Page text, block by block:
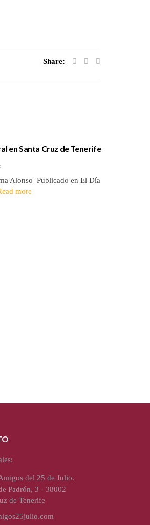
Share:
en Santa Cruz de Tenerife
Alonso Publicado en El Día
more
del 25 de Julio.
Padrón, 3 · 38002
de Tenerife